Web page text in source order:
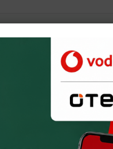
Hinweise zum Datenschutz